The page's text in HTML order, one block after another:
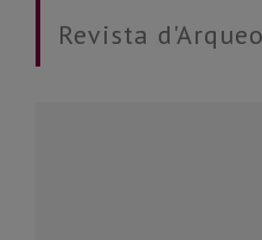
Revista